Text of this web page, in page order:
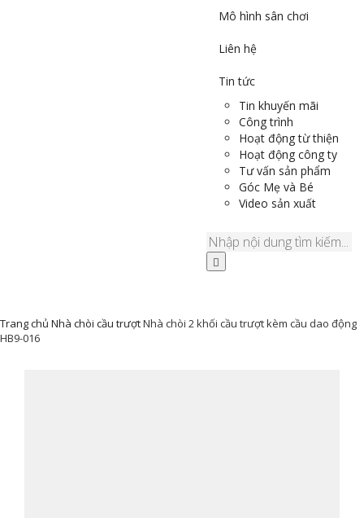
Mô hình sân chơi
Liên hệ
Tin tức
Tin khuyến mãi
Công trình
Hoạt động từ thiện
Hoạt động công ty
Tư vấn sản phẩm
Góc Mẹ và Bé
Video sản xuất
Trang chủ Nhà chòi cầu trượtNhà chòi 2 khối cầu trượt kèm cầu dao động
HB9-016